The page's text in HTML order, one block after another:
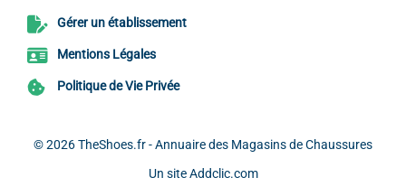
Gérer un établissement
Mentions Légales
Politique de Vie Privée
© 2026TheShoes.fr - Annuaire des Magasins de Chaussures
Un site Addclic.com